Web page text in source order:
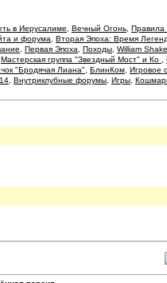
в Иерусалиме Вечный Огонь Правила
и форума Вторая Эпоха: Время Легенд
Первая Эпоха Походы William
Мастерская группа "Звездный Мост" и Ко
"Бродячая Лиана" БлинКом Игровое
Внутриклубные форумы Игры